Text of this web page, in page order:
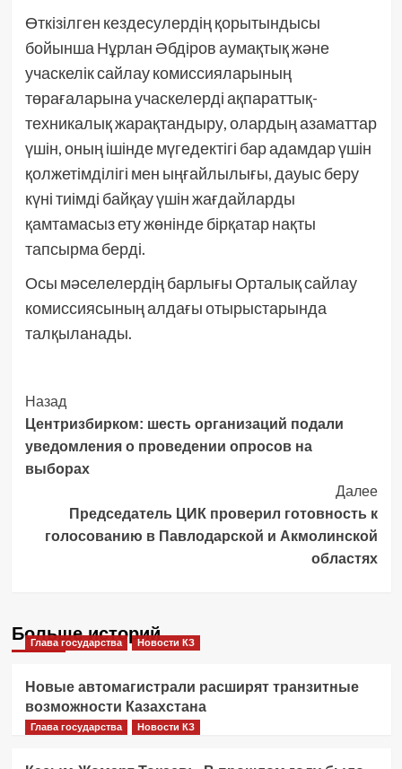
Өткізілген кездесулердің қорытындысы
бойынша Нұрлан Әбдіров аумақтық және
учаскелік сайлау комиссияларының
төрағаларына учаскелерді ақпараттық-
техникалық жарақтандыру, олардың азаматтар
үшін, оның ішінде мүгедектігі бар адамдар үшін
қолжетімділігі мен ыңғайлылығы, дауыс беру
күні тиімді байқау үшін жағдайларды
қамтамасыз ету жөнінде бірқатар нақты
тапсырма берді.
Осы мәселелердің барлығы Орталық сайлау
комиссиясының алдағы отырыстарында
талқыланады.
Post
Navigation
Назад
Центризбирком: шесть организаций подали
уведомления о проведении опросов на
выборах
Далее
Председатель ЦИК проверил готовность к
голосованию в Павлодарской и Акмолинской
областях
Больше историй
Глава государства Новости КЗ
Новые автомагистрали расширят транзитные
возможности Казахстана
Глава государства Новости КЗ